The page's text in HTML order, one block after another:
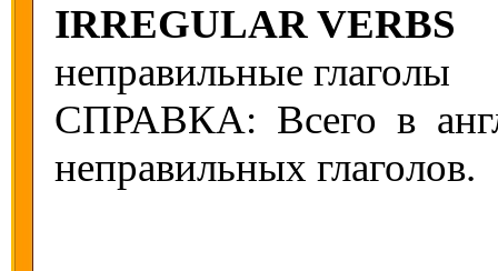
IRREGULAR VERBS
неправильные глаголы
СПРАВКА: Всего в
неправильных глаголов.